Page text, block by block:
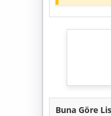
Buna Göre